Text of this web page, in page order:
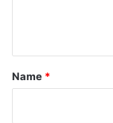
*
Name *